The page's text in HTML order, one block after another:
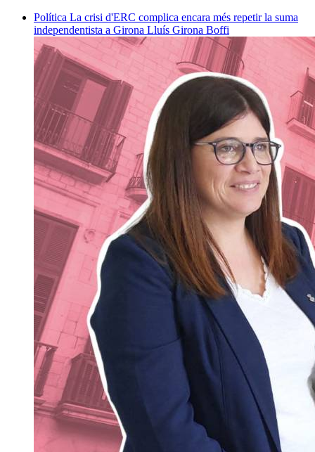
Política La crisi d'ERC complica encara més repetir la suma
independentista a Girona Lluís Girona Boffi